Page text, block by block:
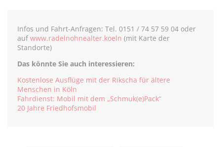
Infos und Fahrt-Anfragen: Tel. 0151 / 74 57 59 04 oder
auf www.radelnohnealter.koeln (mit Karte der
Standorte)
Das könnte Sie auch interessieren:
Kostenlose Ausflüge mit der Rikscha für ältere
Menschen in Köln
Fahrdienst: Mobil mit dem „Schmuk(e)Pack“
20 Jahre Friedhofsmobil